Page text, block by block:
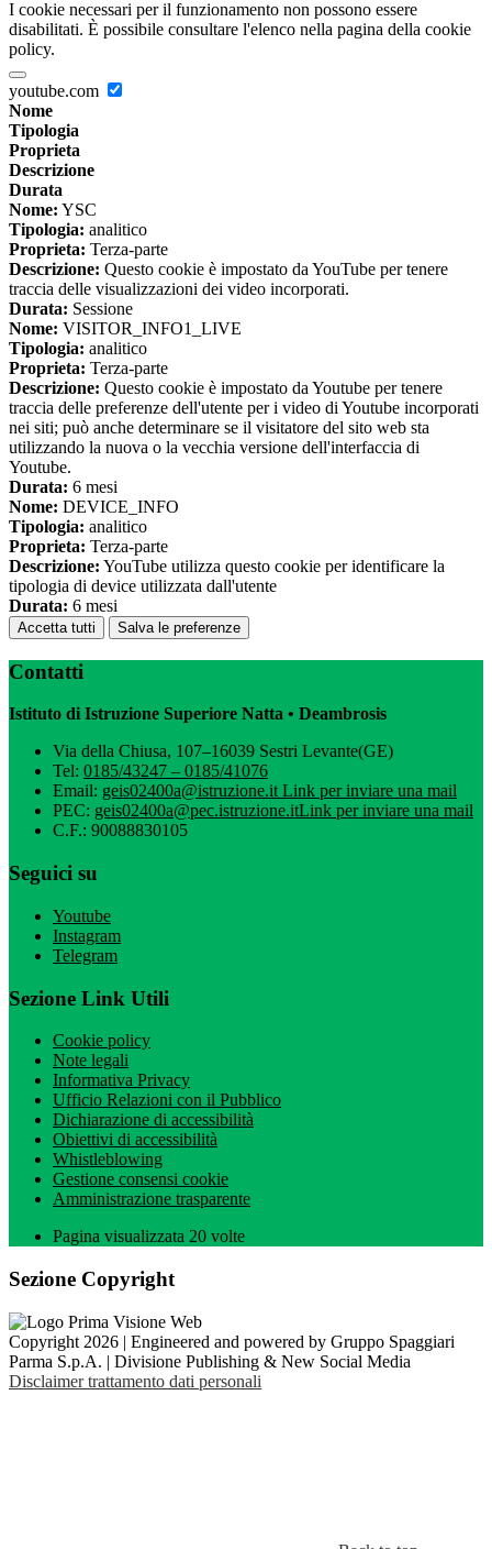
I cookie necessari per il funzionamento non possono essere
disabilitati. È possibile consultare l'elenco nella pagina della cookie
policy.
youtube.com
Nome
Tipologia
Proprieta
Descrizione
Durata
Nome: YSC
Tipologia: analitico
Proprieta: Terza-parte
Descrizione: Questo cookie è impostato da YouTube per tenere
traccia delle visualizzazioni dei video incorporati.
Durata: Sessione
Nome: VISITOR_INFO1_LIVE
Tipologia: analitico
Proprieta: Terza-parte
Descrizione: Questo cookie è impostato da Youtube per tenere
traccia delle preferenze dell'utente per i video di Youtube incorporati
nei siti; può anche determinare se il visitatore del sito web sta
utilizzando la nuova o la vecchia versione dell'interfaccia di
Youtube.
Durata: 6 mesi
Nome: DEVICE_INFO
Tipologia: analitico
Proprieta: Terza-parte
Descrizione: YouTube utilizza questo cookie per identificare la
tipologia di device utilizzata dall'utente
Durata: 6 mesi
Accetta tutti Salva le preferenze
Contatti
Istituto di Istruzione Superiore Natta • Deambrosis
Via della Chiusa, 107–16039 Sestri Levante(GE)
Tel: 0185/43247 – 0185/41076
Email: geis02400a@istruzione.itLink per inviare una mail
PEC: geis02400a@pec.istruzione.itLink per inviare una mail
C.F.: 90088830105
Seguici su
Youtube
Instagram
Telegram
Sezione Link Utili
Cookie policy
Note legali
Informativa Privacy
Ufficio Relazioni con il Pubblico
Dichiarazione di accessibilità
Obiettivi di accessibilità
Whistleblowing
Gestione consensi cookie
Amministrazione trasparente
Pagina visualizzata 20 volte
Sezione Copyright
Copyright 2026 | Engineered and powered by Gruppo Spaggiari
Parma S.p.A. | Divisione Publishing & New Social Media
Disclaimer trattamento dati personali